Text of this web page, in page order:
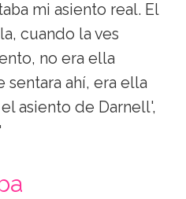
mi asiento real. El
cuando la ves
no era ella
ahí, era ella
asiento de Darnell',